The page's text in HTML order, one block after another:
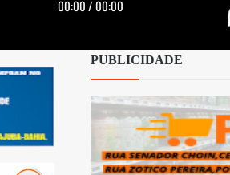
PUBLICIDADE